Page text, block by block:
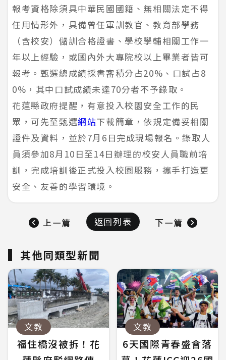
報考資格除須具中華民國國籍、無相關法定不得
任用情形外，具備曾任軍訓教官、教育部學務
（含校安）儲訓合格證書、學校學輔相關工作一
年以上經驗，或國內外大專院校以上畢業者皆可
報考。甄選總成績採書審積分占20%、口試占8
0%，其中口試成績未達70分者不予錄取。
花蓮縣政府提醒，有意投入校園安全工作的民
眾，可先至甄選網站下載簡章，依規定備妥相關
證件及資料，並於7月6日完成現場報名。錄取人
員須參加8月10日至14日辦理的校安人員職前培
訓，完成培訓後正式投入校園服務，攜手打造更
安全、友善的學習環境。
上一篇 返回列表 下一篇
其他同類型新聞
文教
福住橋沒被拆！花
文教
6天國際青春盛會落